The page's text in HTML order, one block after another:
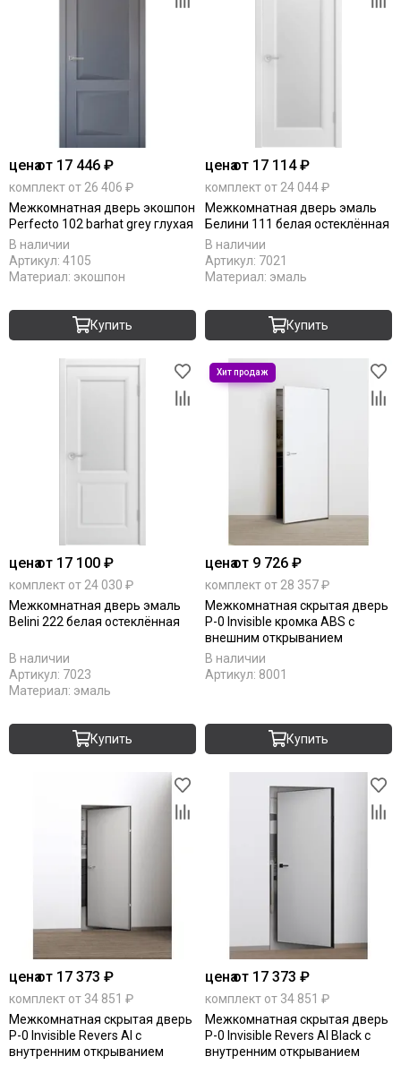
ценаот 17 446 ₽
комплект от 26 406 ₽
Межкомнатная дверь экошпон
Perfecto 102 barhat grey глухая
В наличии
Артикул: 4105
Материал: экошпон
Купить
ценаот 17 114 ₽
комплект от 24 044 ₽
Межкомнатная дверь эмаль
Белини 111 белая остеклённая
В наличии
Артикул: 7021
Материал: эмаль
Купить
ценаот 17 100 ₽
комплект от 24 030 ₽
Межкомнатная дверь эмаль
Belini 222 белая остеклённая
В наличии
Артикул: 7023
Материал: эмаль
Купить
ценаот 9 726 ₽
комплект от 28 357 ₽
Межкомнатная скрытая дверь
P-0 Invisible кромка ABS с
внешним открыванием
В наличии
Артикул: 8001
Купить
ценаот 17 373 ₽
комплект от 34 851 ₽
Межкомнатная скрытая дверь
P-0 Invisible Revers Al с
внутренним открыванием
ценаот 17 373 ₽
комплект от 34 851 ₽
Межкомнатная скрытая дверь
P-0 Invisible Revers Al Black с
внутренним открыванием